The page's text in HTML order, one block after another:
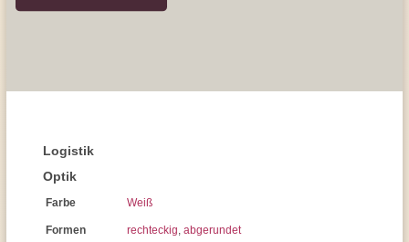
Logistik
Optik
Farbe Weiß
Formen rechteckig, abgerundet